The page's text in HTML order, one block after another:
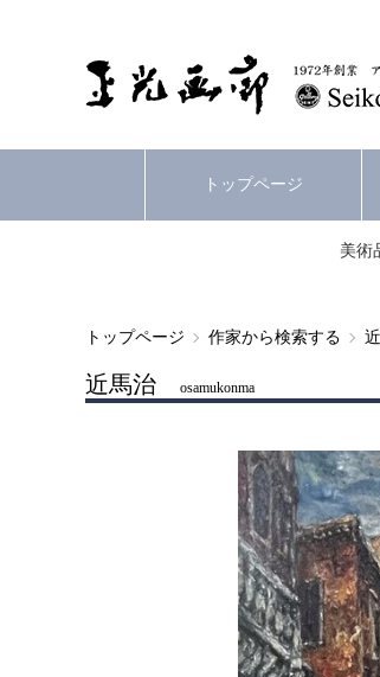
トップページ
美術
トップページ 作家から検索する
近馬治 osamukonma